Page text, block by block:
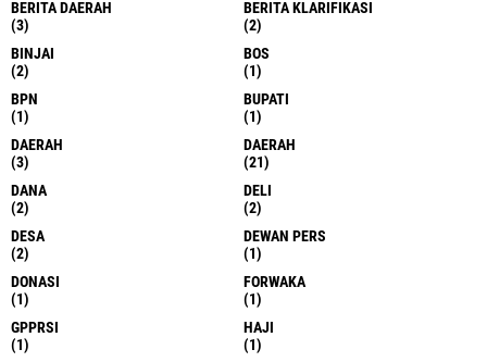
BERITA DAERAH
(3)
BERITA KLARIFIKASI
(2)
BINJAI
(2)
BOS
(1)
BPN
(1)
BUPATI
(1)
DAERAH
(3)
DAERAH
(21)
DANA
(2)
DELI
(2)
DESA
(2)
DEWAN PERS
(1)
DONASI
(1)
FORWAKA
(1)
GPPRSI
(1)
HAJI
(1)